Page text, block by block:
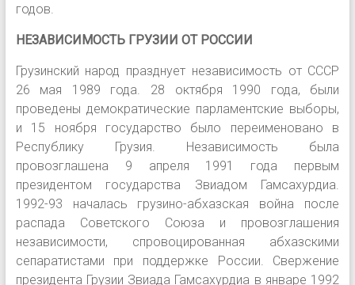
годов.
НЕЗАВИСИМОСТЬ ГРУЗИИ ОТ РОССИИ
Грузинский народ празднует независимость от СССР
26 мая 1989 года. 28 октября 1990 года, были
проведены демократические парламентские выборы,
и 15 ноября государство было переименовано в
Республику Грузия. Независимость была
провозглашена 9 апреля 1991 года первым
президентом государства Звиадом Гамсахурдиа.
1992-93 началась грузино-абхазская война после
распада Советского Союза и провозглашения
независимости, спровоцированная абхазскими
сепаратистами при поддержке России. Свержение
президента Грузии Звиада Гамсахурдиа в январе 1992